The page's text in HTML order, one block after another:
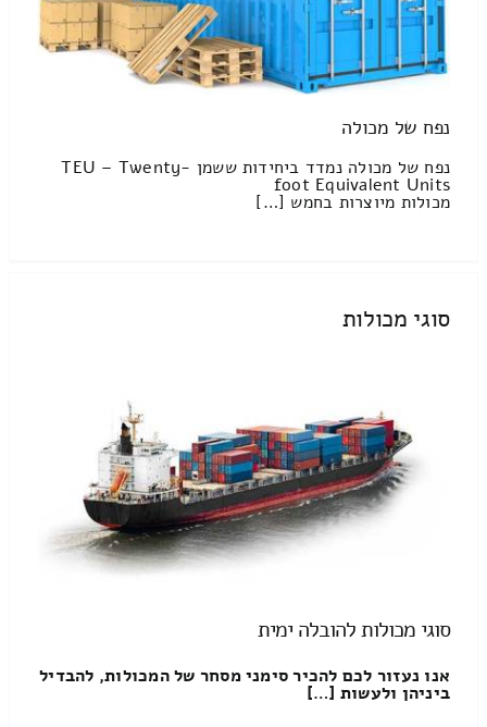
נפח של מכולה
נפח של מכולה נמדד ביחידות ששמן TEU – Twenty-
foot Equivalent Units
מכולות מיוצרות בחמש […]
סוגי מכולות
סוגי מכולות להובלה ימית
אנו נעזור לכם להכיר סימני מסחר של המכולות, להבדיל
ביניהן ולעשות […]